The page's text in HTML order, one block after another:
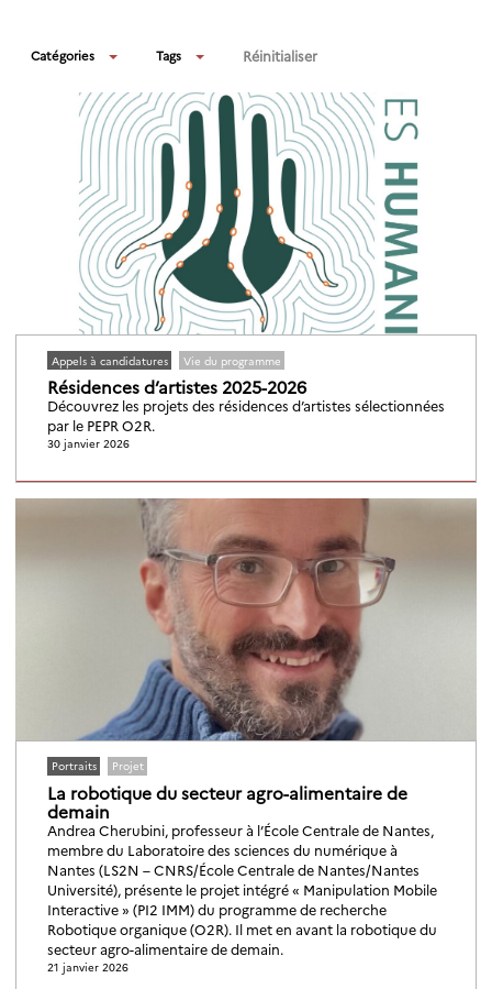
Catégories
Actualités
Appels à candidatures
Événements
Portraits
Recrutement
Séminaires
Tags
Appel à projets
Arts & sciences
Hors PEPR O2R
Projet
Vie du programme
Réinitialiser
Appels à candidatures Vie du programme
Résidences d’artistes 2025-2026
Découvrez les projets des résidences d’artistes sélectionnées
par le PEPR O2R.
30 janvier 2026
Portraits Projet
La robotique du secteur agro-alimentaire de
demain
Andrea Cherubini, professeur à l’École Centrale de Nantes,
membre du Laboratoire des sciences du numérique à
Nantes (LS2N – CNRS/École Centrale de Nantes/Nantes
Université), présente le projet intégré « Manipulation Mobile
Interactive » (PI2 IMM) du programme de recherche
Robotique organique (O2R). Il met en avant la robotique du
secteur agro-alimentaire de demain.
21 janvier 2026